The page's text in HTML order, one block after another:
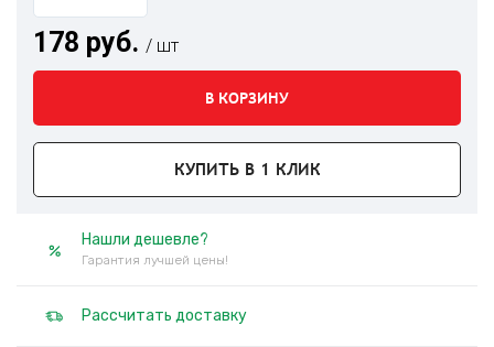
178 руб. / шт
В КОРЗИНУ
КУПИТЬ В 1 КЛИК
Нашли дешевле?
Гарантия лучшей цены!
Рассчитать доставку